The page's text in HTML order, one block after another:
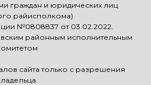
граждан и юридических лиц
райисполкома)
№0808837 от 03.02.2022.
районным исполнительным
сайта только с разрешения